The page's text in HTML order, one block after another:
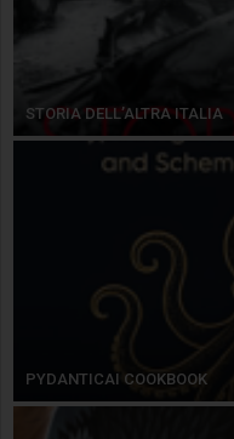
STORIA DELL’ALTRA ITALIA
PYDANTICAI COOKBOOK